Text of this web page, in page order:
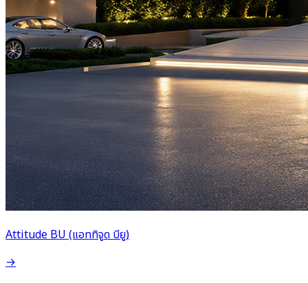
Attitude BU (แอททิจูด บียู)
→